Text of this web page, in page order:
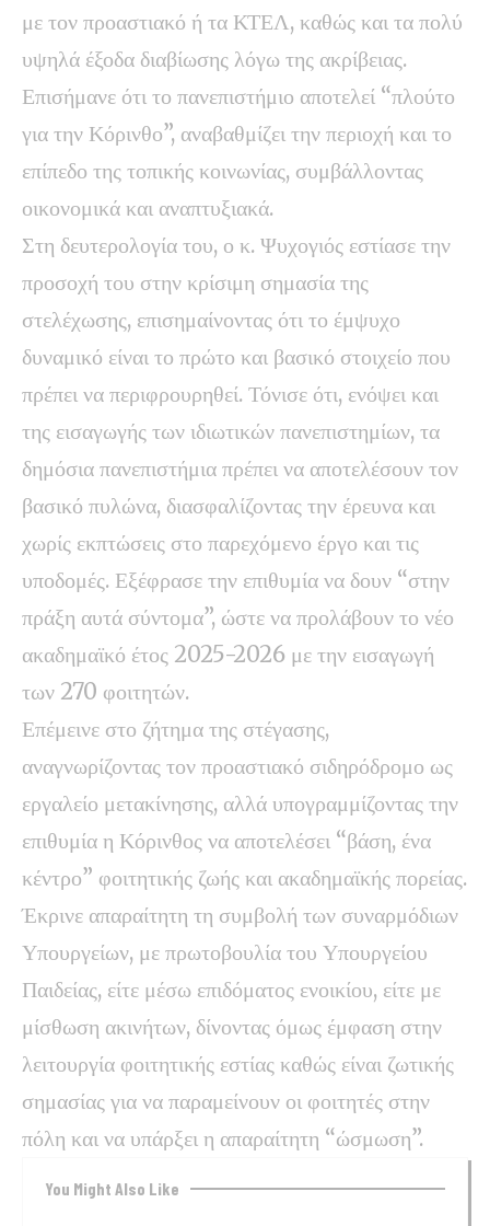
με τον προαστιακό ή τα ΚΤΕΛ, καθώς και τα πολύ
υψηλά έξοδα διαβίωσης λόγω της ακρίβειας.
Επισήμανε ότι το πανεπιστήμιο αποτελεί “πλούτο
για την Κόρινθο”, αναβαθμίζει την περιοχή και το
επίπεδο της τοπικής κοινωνίας, συμβάλλοντας
οικονομικά και αναπτυξιακά.
Στη δευτερολογία του, ο κ. Ψυχογιός εστίασε την
προσοχή του στην κρίσιμη σημασία της
στελέχωσης, επισημαίνοντας ότι το έμψυχο
δυναμικό είναι το πρώτο και βασικό στοιχείο που
πρέπει να περιφρουρηθεί. Τόνισε ότι, ενόψει και
της εισαγωγής των ιδιωτικών πανεπιστημίων, τα
δημόσια πανεπιστήμια πρέπει να αποτελέσουν τον
βασικό πυλώνα, διασφαλίζοντας την έρευνα και
χωρίς εκπτώσεις στο παρεχόμενο έργο και τις
υποδομές. Εξέφρασε την επιθυμία να δουν “στην
πράξη αυτά σύντομα”, ώστε να προλάβουν το νέο
ακαδημαϊκό έτος 2025-2026 με την εισαγωγή
των 270 φοιτητών.
Επέμεινε στο ζήτημα της στέγασης,
αναγνωρίζοντας τον προαστιακό σιδηρόδρομο ως
εργαλείο μετακίνησης, αλλά υπογραμμίζοντας την
επιθυμία η Κόρινθος να αποτελέσει “βάση, ένα
κέντρο” φοιτητικής ζωής και ακαδημαϊκής πορείας.
Έκρινε απαραίτητη τη συμβολή των συναρμόδιων
Υπουργείων, με πρωτοβουλία του Υπουργείου
Παιδείας, είτε μέσω επιδόματος ενοικίου, είτε με
μίσθωση ακινήτων, δίνοντας όμως έμφαση στην
λειτουργία φοιτητικής εστίας καθώς είναι ζωτικής
σημασίας για να παραμείνουν οι φοιτητές στην
πόλη και να υπάρξει η απαραίτητη “ώσμωση”.
You Might Also Like